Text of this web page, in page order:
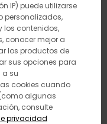
IP) puede utilizarse
personalizados,
los contenidos,
conocer mejor a
los productos de
sus opciones para
a su
cookies cuando
algunas
consulte
privacidad